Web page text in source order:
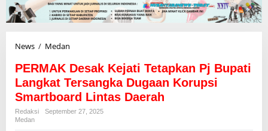
News / Medan
R
M
K
D
PERMAK Desak Kejati Tetapkan Pj Bupati
Langkat Tersangka Dugaan Korupsi
Smartboard Lintas Daerah
Redaksi
September 27, 2025
Medan